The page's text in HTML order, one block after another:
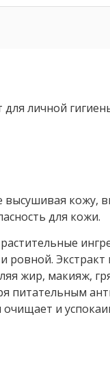
личной
кожу,
для кожи.
ровной.
жир, макияж,
питательным
и